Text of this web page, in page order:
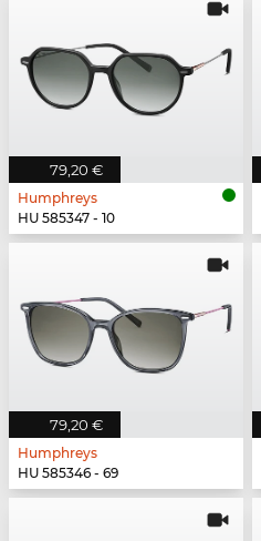
79,20 €
Humphreys
HU 585347 - 10
79,20 €
Humphreys
HU 585346 - 69